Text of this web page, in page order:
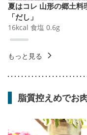
夏はコレ 山形の郷土料
「だし」
16kcal 食塩 0.6g
もっと見る
脂質控えめでお